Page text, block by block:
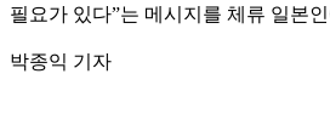
필요가 있다”는 메시지를 체류 일본
박종익 기자